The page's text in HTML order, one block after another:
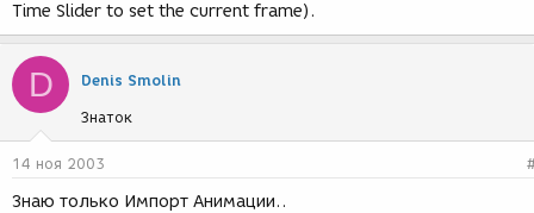
Time Slider to set the current frame).
D Denis Smolin
Знаток
14 ноя 2003
Знаю только Импорт Анимации..